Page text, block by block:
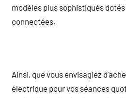
modèles plus sophistiqués
connectées.
Ainsi, que vous envisagiez
électrique pour vos séances